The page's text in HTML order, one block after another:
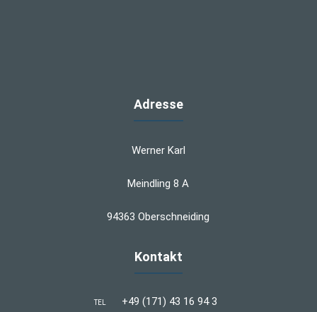
Adresse
Werner Karl
Meindling 8 A
94363 Oberschneiding
Kontakt
TEL +49 (171) 43 16 94 3